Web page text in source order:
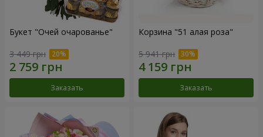
Букет "Очей очарованье"
3 449 грн
Заказать
Корзина "51 алая роза"
5 941 грн
Заказать